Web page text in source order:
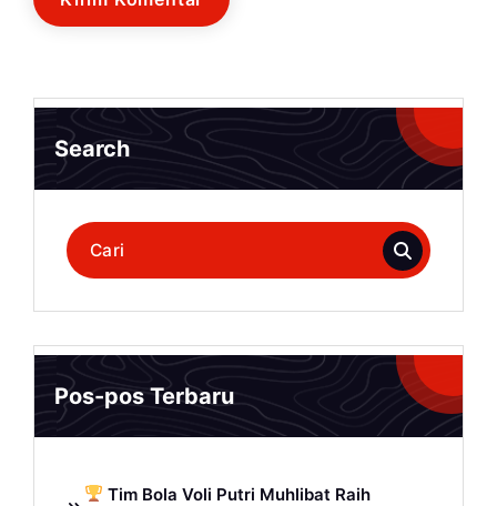
Search
Pencarian
untuk:
Pos-pos Terbaru
Tim Bola Voli Putri Muhlibat Raih